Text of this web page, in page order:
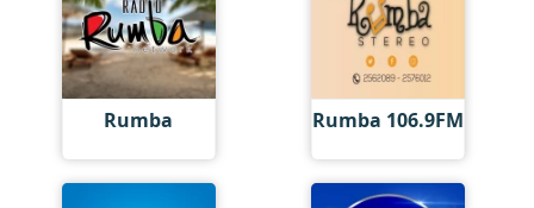
Rumba Rumba 106.9FM